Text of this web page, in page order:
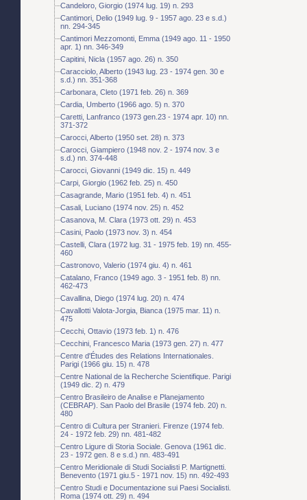
Candeloro, Giorgio (1974 lug. 19) n. 293
Cantimori, Delio (1949 lug. 9 - 1957 ago. 23 e s.d.)
nn. 294-345
Cantimori Mezzomonti, Emma (1949 ago. 11 - 1950
apr. 1) nn. 346-349
Capitini, Nicla (1957 ago. 26) n. 350
Caracciolo, Alberto (1943 lug. 23 - 1974 gen. 30 e
s.d.) nn. 351-368
Carbonara, Cleto (1971 feb. 26) n. 369
Cardia, Umberto (1966 ago. 5) n. 370
Caretti, Lanfranco (1973 gen.23 - 1974 apr. 10) nn.
371-372
Carocci, Alberto (1950 set. 28) n. 373
Carocci, Giampiero (1948 nov. 2 - 1974 nov. 3 e
s.d.) nn. 374-448
Carocci, Giovanni (1949 dic. 15) n. 449
Carpi, Giorgio (1962 feb. 25) n. 450
Casagrande, Mario (1951 feb. 4) n. 451
Casali, Luciano (1974 nov. 25) n. 452
Casanova, M. Clara (1973 ott. 29) n. 453
Casini, Paolo (1973 nov. 3) n. 454
Castelli, Clara (1972 lug. 31 - 1975 feb. 19) nn. 455-
460
Castronovo, Valerio (1974 giu. 4) n. 461
Catalano, Franco (1949 ago. 3 - 1951 feb. 8) nn.
462-473
Cavallina, Diego (1974 lug. 20) n. 474
Cavallotti Valota-Jorgia, Bianca (1975 mar. 11) n.
475
Cecchi, Ottavio (1973 feb. 1) n. 476
Cecchini, Francesco Maria (1973 gen. 27) n. 477
Centre d'Études des Relations Internationales.
Parigi (1966 giu. 15) n. 478
Centre National de la Recherche Scientifique. Parigi
(1949 dic. 2) n. 479
Centro Brasileiro de Analise e Planejamento
(CEBRAP). San Paolo del Brasile (1974 feb. 20) n.
480
Centro di Cultura per Stranieri. Firenze (1974 feb.
24 - 1972 feb. 29) nn. 481-482
Centro Ligure di Storia Sociale. Genova (1961 dic.
23 - 1972 gen. 8 e s.d.) nn. 483-491
Centro Meridionale di Studi Socialisti P. Martignetti.
Benevento (1971 giu.5 - 1971 nov. 15) nn. 492-493
Centro Studi e Documentazione sui Paesi Socialisti.
Roma (1974 ott. 29) n. 494